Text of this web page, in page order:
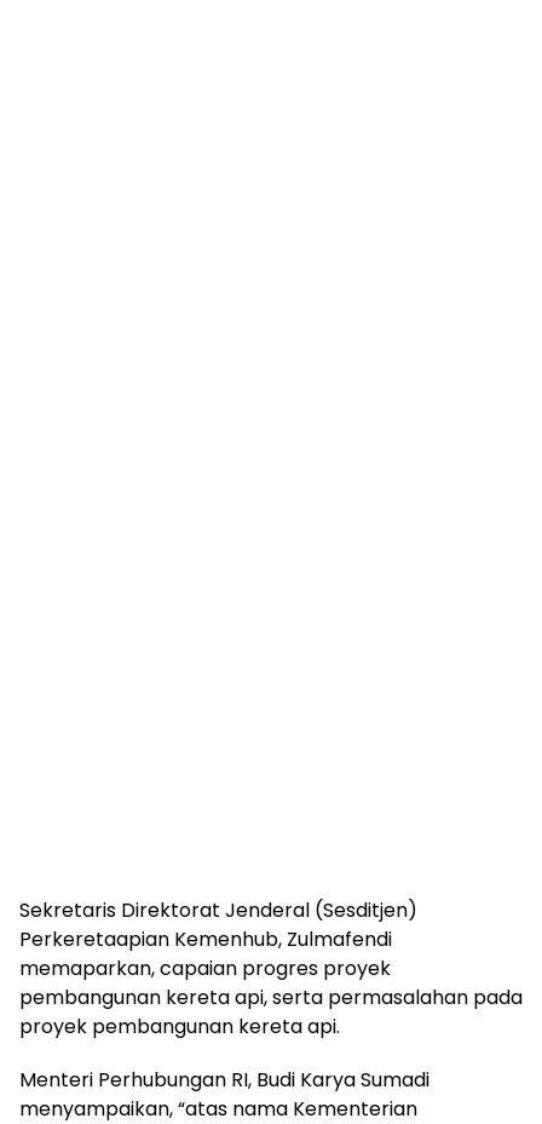
Sekretaris Direktorat Jenderal (Sesditjen)
Perkeretaapian Kemenhub, Zulmafendi
memaparkan, capaian progres proyek
pembangunan kereta api, serta permasalahan pada
proyek pembangunan kereta api.
Menteri Perhubungan RI, Budi Karya Sumadi
menyampaikan, “atas nama Kementerian